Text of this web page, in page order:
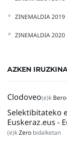
ZINEMALDIA 2019
ZINEMALDIA 2020
AZKEN
Clodoveo(e)k
Selektibitateko
Euskeraz.eus -
(e)kZero bidalketan